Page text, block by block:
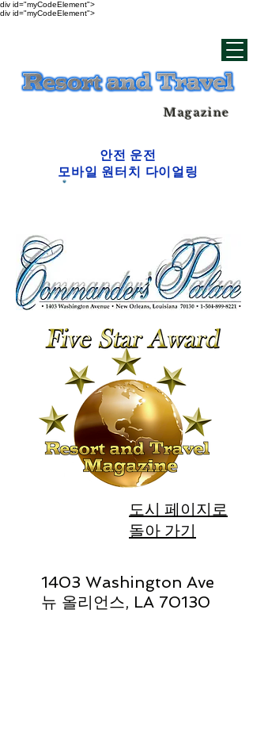
div id="myCodeElement">
div id="myCodeElement">
Magazine
안전 운전
모바일 원터치 다이얼링
도시 페이지로
돌아 가기
1403 Washington Ave
뉴 올리언스, LA 70130